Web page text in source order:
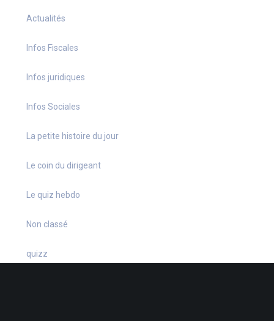
Actualités
Infos Fiscales
Infos juridiques
Infos Sociales
La petite histoire du jour
Le coin du dirigeant
Le quiz hebdo
Non classé
quizz